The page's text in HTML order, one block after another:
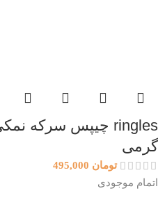
گرمی
تومان
اتمام موجودی